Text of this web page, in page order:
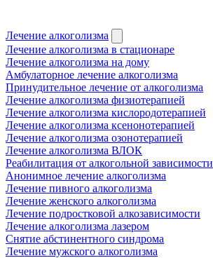
Лечение алкоголизма
Лечение алкоголизма в стационаре
Лечение алкоголизма на дому
Амбулаторное лечение алкоголизма
Принудительное лечение от алкоголизма
Лечение алкоголизма физиотерапией
Лечение алкоголизма кислородотерапией
Лечение алкоголизма ксенонотерапией
Лечение алкоголизма озонотерапией
Лечение алкоголизма ВЛОК
Реабилитация от алкогольной зависимости
Анонимное лечение алкоголизма
Лечение пивного алкоголизма
Лечение женского алкоголизма
Лечение подростковой алкозависимости
Лечение алкоголизма лазером
Снятие абстинентного синдрома
Лечение мужского алкоголизма